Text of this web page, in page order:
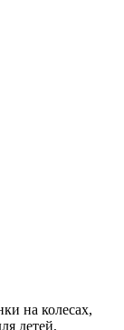
на колесах,
детей,